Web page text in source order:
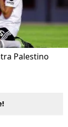
Palestino